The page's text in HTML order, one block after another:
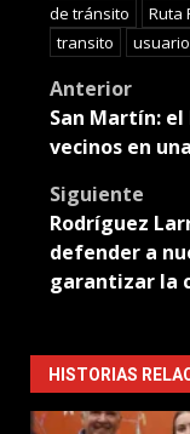
de tránsito
Ruta
transito
Post
Anterior
San Martín: el
vecinos en
Siguiente
Rodríguez
defender a
garantizar la
HISTORIAS